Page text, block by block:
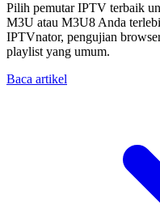
Pilih pemutar IPTV terbaik
M3U atau M3U8 Anda
IPTVnator, pengujian
playlist yang umum.
Baca artikel